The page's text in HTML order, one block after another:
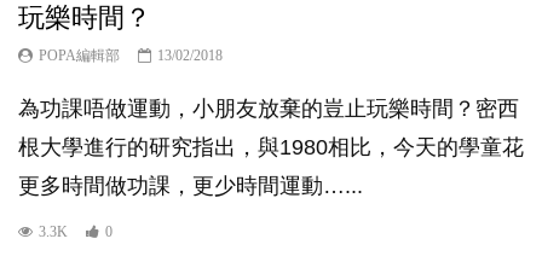
玩樂時間？
POPA編輯部 13/02/2018
為功課唔做運動，小朋友放棄的豈止玩樂時間？密西
根大學進行的研究指出，與1980相比，今天的學童花
更多時間做功課，更少時間運動…...
3.3K 0